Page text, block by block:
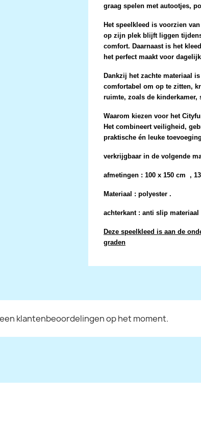
graag spelen met autootjes,
Het speelkleed is voorzien van
op zijn plek blijft liggen
comfort. Daarnaast is het kleed
het perfect maakt voor
Dankzij het zachte materiaal
comfortabel om op te zitten,
ruimte, zoals de kinderkamer,
Waarom kiezen voor het
Het combineert veiligheid,
praktische én leuke
verkrijgbaar in de volgende
afmetingen : 100 x 150 cm ,
Materiaal : polyester .
achterkant : anti slip materiaal
Deze speelkleed is aan de
graden
klantenbeoordelingen op het moment.